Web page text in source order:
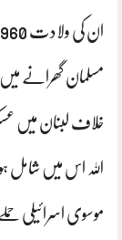
خلاف لبنان میں
موسوی اسرائیلی